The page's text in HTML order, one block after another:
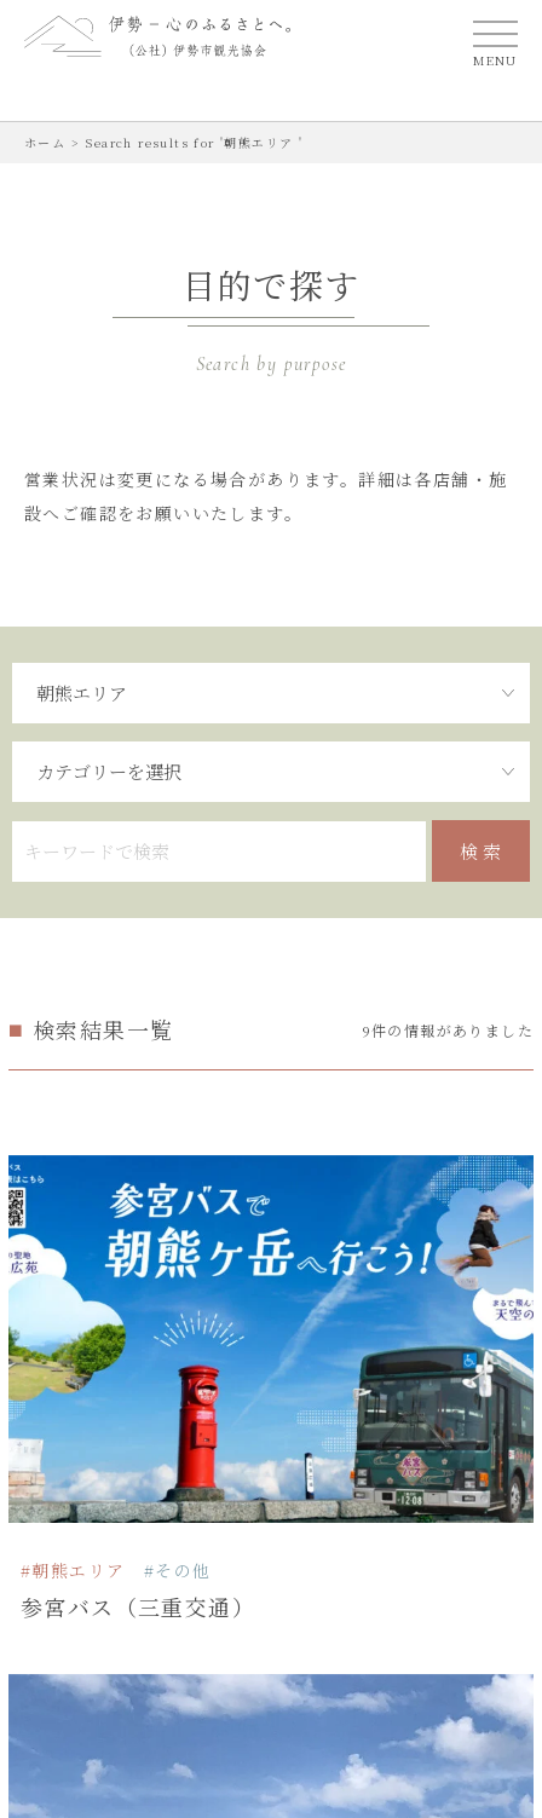
MENU
ホーム > Search results for '朝熊エリア '
目的で探す
Search by purpose
営業状況は変更になる場合があります。詳細は各店舗・施
設へご確認をお願いいたします。
検索結果一覧 9件の情報がありました
#朝熊エリア #その他
参宮バス（三重交通）